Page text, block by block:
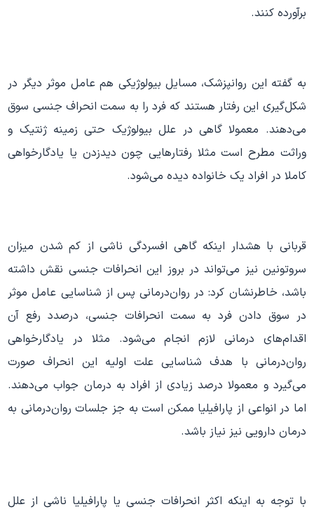
برآورده کنند.
به گفته این روانپزشک، مسایل بیولوژیکی هم عامل موثر دیگر در
شکل‌گیری این رفتار هستند که فرد را به سمت انحراف جنسی سوق
می‌دهند. معمولا گاهی در علل بیولوژیک حتی زمینه ژنتیک و
وراثت مطرح است مثلا رفتارهایی چون دیدزدن یا یادگارخواهی
کاملا در افراد یک خانواده دیده می‌شود.
قربانی با هشدار اینکه گاهی افسردگی ناشی از کم شدن میزان
سروتونین نیز می‌تواند در بروز این انحرافات جنسی نقش داشته
باشد، خاطرنشان کرد: در روان‌درمانی پس از شناسایی عامل موثر
در سوق دادن فرد به سمت انحرافات جنسی، درصدد رفع آن
اقدام‌های درمانی لازم انجام می‌شود. مثلا در یادگارخواهی
روان‌درمانی با هدف شناسایی علت اولیه این انحراف صورت
می‌گیرد و معمولا درصد زیادی از افراد به درمان جواب می‌دهند.
اما در انواعی از پارافیلیا ممکن است به جز جلسات روان‌درمانی به
درمان دارویی نیز نیاز باشد.
با توجه به اینکه اکثر انحرافات جنسی یا پارافیلیا ناشی از علل